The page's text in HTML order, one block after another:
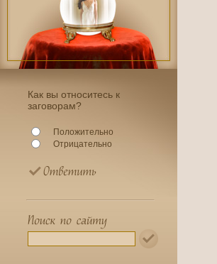
Как вы относитесь к
заговорам?
Положительно
Отрицательно